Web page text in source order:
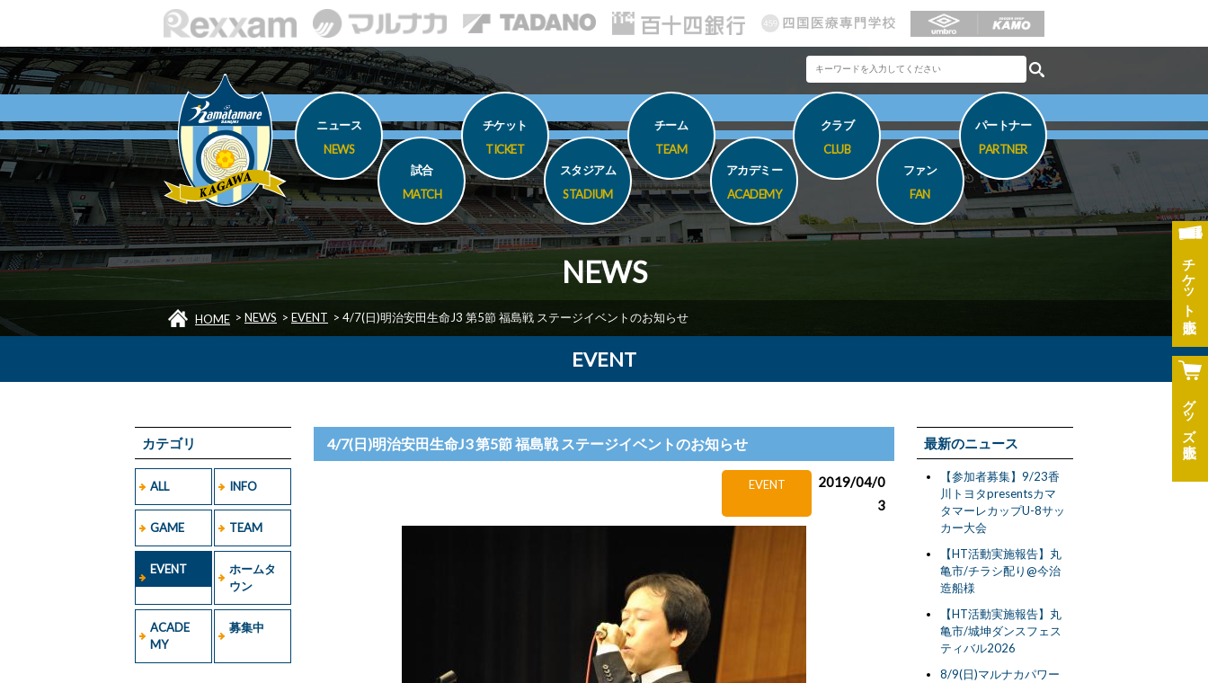
チケット
グッズ
ニュース
NEWS
試合
MATCH
チケット
TICKET
スタジアム
STADIUM
チーム
TEAM
アカデミー
ACADEMY
クラブ
CLUB
ファン
FAN
パートナー
PARTNER
NEWS
HOME > NEWS > EVENT > 4/7(日)明治安田生命J3 第5節 福島戦 ステージイベントのお知らせ
EVENT
カテゴリ
ALL INFO
GAME TEAM
EVENT
ホームタ
ウン
ACADE
MY
募集中
4/7(日)明治安田生命J3 第5節 福島戦 ステージイベントのお知らせ
EVENT
2019/04/0
3
最新のニュース
【参加者募集】9/23香
川トヨタpresentsカマ
タマーレカップU-8サッ
カー大会
【HT活動実施報告】丸
亀市/チラシ配り@今治
造船様
【HT活動実施報告】丸
亀市/城坤ダンスフェス
ティバル2026
8/9(日)マルナカパワー